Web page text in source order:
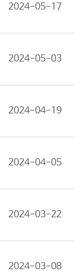
2024-05-17
2024-05-03
2024-04-19
2024-04-05
2024-03-22
2024-03-08